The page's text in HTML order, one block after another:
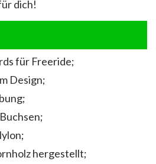
dich!
für Freeride;
Design;
hergestellt;